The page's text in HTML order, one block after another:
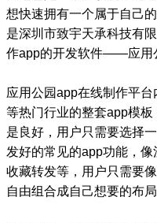
想快速拥有一个属于自己
是深圳市致宇天承科技有
作app的开发软件——应用
应用公园app在线制作平
等热门行业的整套app模
是良好，用户只需要选择
发好的常见的app功能，像
收藏转发等，用户只需要
自由组合成自己想要的布局